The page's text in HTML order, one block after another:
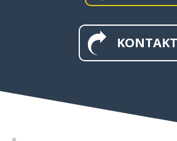
MAPY I APLIKACJE
MAPY HISTORYCZNE
KONTAKT